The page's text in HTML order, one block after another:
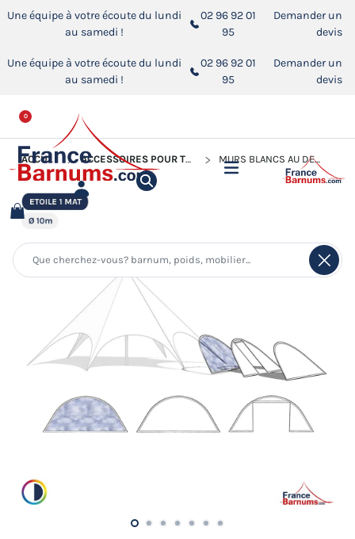
Une équipe à votre écoute du lundi
au samedi !
02 96 92 01
95
Demander un
devis
Une équipe à votre écoute du lundi
au samedi !
02 96 92 01
95
Demander un
devis
0
ACCUEIL ACCESSOIRES POUR TENTES DE RÉCEPTION MURS BLANCS AU DÉTAIL POUR TENTE ÉTOILE Ø10M